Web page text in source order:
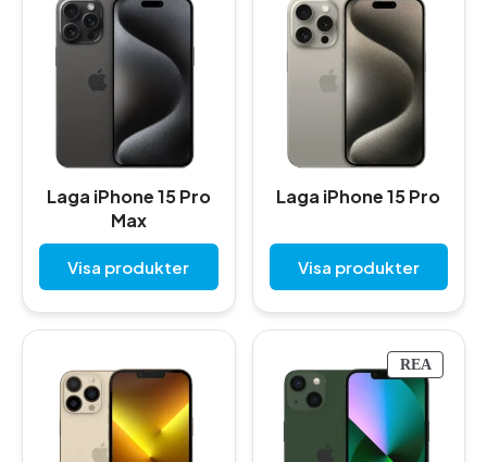
Laga iPhone 15 Pro
Max
Visa produkter
Laga iPhone 15 Pro
Visa produkter
REAP
R